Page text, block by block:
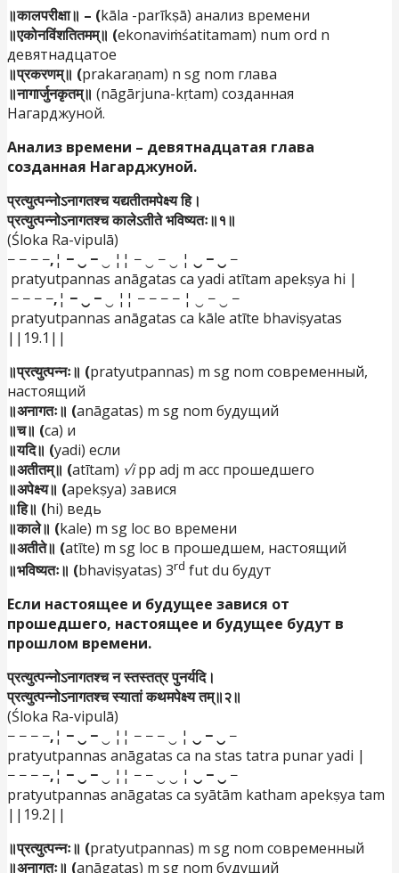
॥कालपरीक्षा॥ – (kāla -parīkṣā) анализ времени
॥एकोनविंशतितमम्॥ (ekonaviṁśatitamam) num ord n
девятнадцатое
॥प्रकरणम्॥ (prakaraṇam) n sg nom глава
॥नागार्जुनकृतम्॥ (nāgārjuna-kṛtam) созданная
Нагарджуной.
Анализ времени – девятнадцатая глава
созданная Нагарджуной.
प्रत्युत्पन्नोऽनागतश्च यद्यतीतमपेक्ष्य हि।
प्रत्युत्पन्नोऽनागतश्च कालेऽतीते भविष्यतः॥१॥
(Śloka Ra-vipulā)
− − − −,¦ − ‿ − ‿ ¦¦ − ‿ − ‿ ¦ ‿ − ‿ −
pratyutpannas anāgatas ca yadi atītam apekṣya hi |
− − − −,¦ − ‿ −
‿ ¦¦ − − − − ¦ ‿ − ‿ −
pratyutpannas anāgatas ca kāle atīte bhaviṣyatas
||19.1||
॥प्रत्युत्पन्नः॥ (pratyutpannas) m sg nom современный,
настоящий
॥अनागतः॥ (anāgatas) m sg nom будущий
॥च॥ (ca) и
॥यदि॥ (yadi) если
॥अतीतम्॥ (atītam) √ipp adj m acc прошедшего
॥अपेक्ष्य॥ (apekṣya) завися
॥हि॥ (hi) ведь
॥काले॥ (kale) m sg loc во времени
॥अतीते॥ (atīte) m sg loc в прошедшем, настоящий
॥भविष्यतः॥ (bhaviṣyatas) 3rd fut du будут
Если настоящее и будущее завися от
прошедшего, настоящее и будущее будут в
прошлом времени.
प्रत्युत्पन्नोऽनागतश्च न स्तस्तत्र पुनर्यदि।
प्रत्युत्पन्नोऽनागतश्च स्यातां कथमपेक्ष्य तम्॥२॥
(Śloka Ra-vipulā)
− − − −,¦ − ‿ − ‿ ¦¦ − − − ‿ ¦ ‿ − ‿ −
pratyutpannas anāgatas ca na stas tatra punar yadi |
− − − −,¦ − ‿ − ‿ ¦¦ − − ‿ ‿ ¦ ‿ − ‿ −
pratyutpannas anāgatas ca syātām katham apekṣya tam
||19.2||
॥प्रत्युत्पन्नः॥ (pratyutpannas) m sg nom современный
॥अनागतः॥ (anāgatas) m sg nom будущий